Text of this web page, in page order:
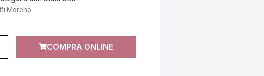
Moreno
COMPRA ONLINE